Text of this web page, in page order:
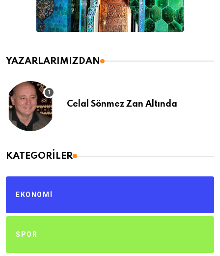
YAZARLARIMIZDAN
Celal Sönmez Zan Altında
KATEGORILER
EKONOMI
SPOR